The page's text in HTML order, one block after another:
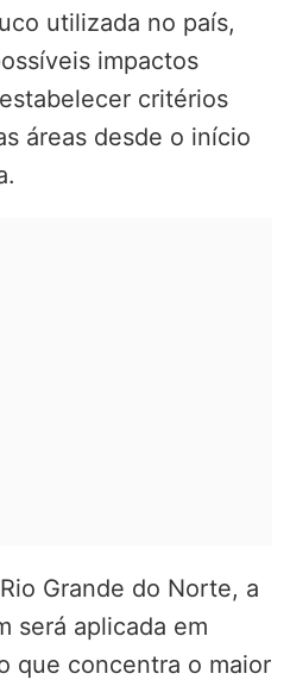
utilizada no país,
impactos
critérios
áreas desde o início
Grande do Norte, a
será aplicada em
que concentra o maior